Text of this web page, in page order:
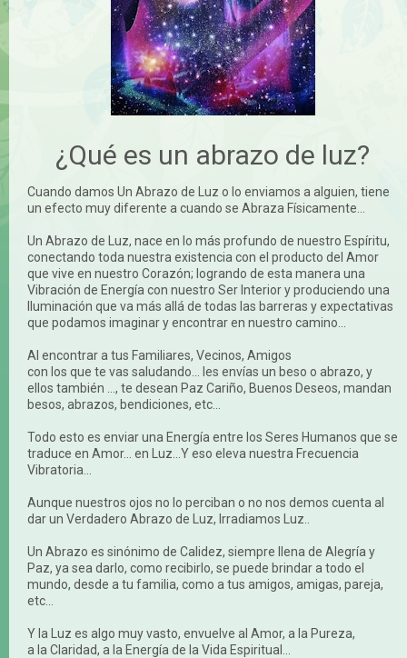
¿Qué es un abrazo de luz?
Cuando damos Un Abrazo de Luz o lo enviamos a alguien, tiene
un efecto muy diferente a cuando se Abraza Físicamente...
Un Abrazo de Luz, nace en lo más profundo de nuestro Espíritu,
conectando toda nuestra existencia con el producto del Amor
que vive en nuestro Corazón; logrando de esta manera una
Vibración de Energía con nuestro Ser Interior y produciendo una
Iluminación que va más allá de todas las barreras y expectativas
que podamos imaginar y encontrar en nuestro camino...
Al encontrar a tus Familiares, Vecinos, Amigos
con los que te vas saludando... les envías un beso o abrazo, y
ellos también …, te desean Paz Cariño, Buenos Deseos, mandan
besos, abrazos, bendiciones, etc...
Todo esto es enviar una Energía entre los Seres Humanos que se
traduce en Amor... en Luz...Y eso eleva nuestra Frecuencia
Vibratoria...
Aunque nuestros ojos no lo perciban o no nos demos cuenta al
dar un Verdadero Abrazo de Luz, Irradiamos Luz..
Un Abrazo es sinónimo de Calidez, siempre llena de Alegría y
Paz, ya sea darlo, como recibirlo, se puede brindar a todo el
mundo, desde a tu familia, como a tus amigos, amigas, pareja,
etc…
Y la Luz es algo muy vasto, envuelve al Amor, a la Pureza,
a la Claridad, a la Energía de la Vida Espiritual…